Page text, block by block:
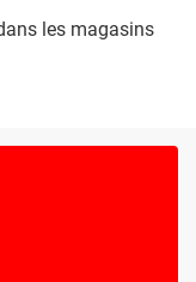
les magasins